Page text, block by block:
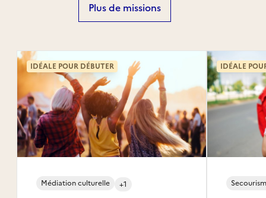
Plus de missions
Médiation culturelle +1
IDÉALE POUR DÉBUTER IDÉALE